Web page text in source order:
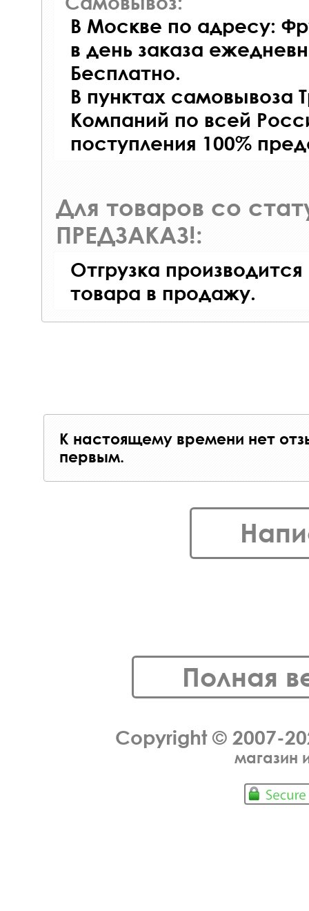
В Москве по адресу:
в день заказа
Бесплатно.
В пунктах самовывоза
Компаний по всей
поступления 100%
Для товаров со
ПРЕДЗАКАЗ!:
Отгрузка
товара в продажу.
К настоящему времени нет
первым.
Полная
Copyright © 2007-
магазин